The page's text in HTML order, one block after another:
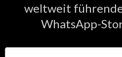
weltweit
WhatsApp-